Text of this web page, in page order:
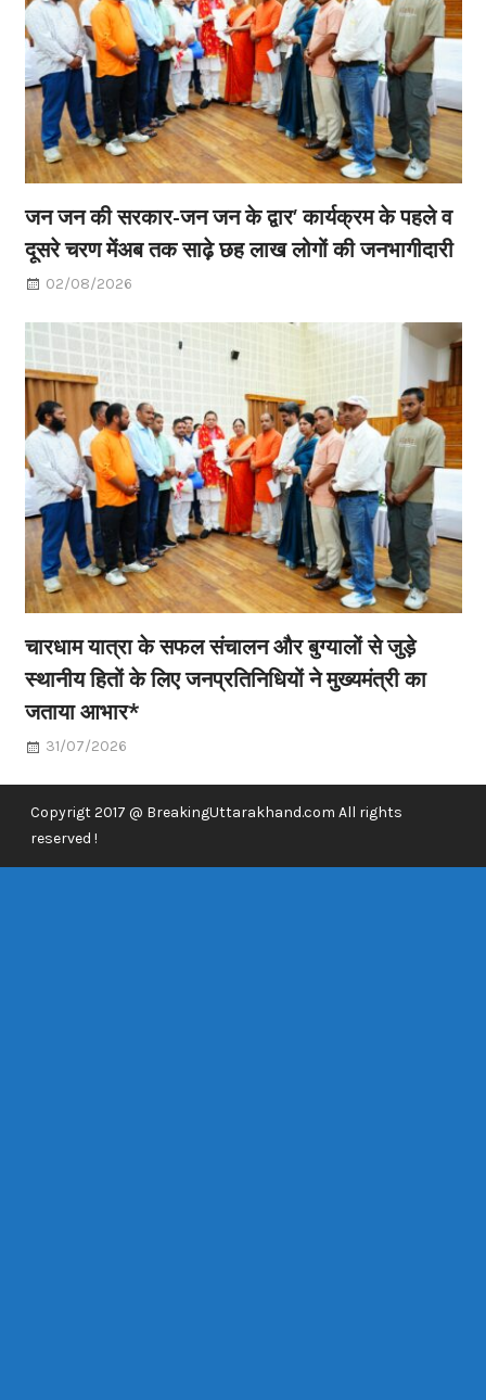
जन जन की सरकार-जन जन के द्वार’ कार्यक्रम के पहले व
दूसरे चरण मेंअब तक साढ़े छह लाख लोगों की जनभागीदारी
02/08/2026
चारधाम यात्रा के सफल संचालन और बुग्यालों से जुड़े
स्थानीय हितों के लिए जनप्रतिनिधियों ने मुख्यमंत्री का
जताया आभार*
31/07/2026
Copyrigt 2017 @ BreakingUttarakhand.com All rights
reserved !